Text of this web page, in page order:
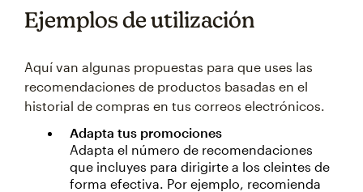
Ejemplos de utilización
Aquí van algunas propuestas para que uses las
recomendaciones de productos basadas en el
historial de compras en tus correos electrónicos.
Adapta tus promociones
Adapta el número de recomendaciones
que incluyes para dirigirte a los cleintes de
forma efectiva. Por ejemplo, recomienda